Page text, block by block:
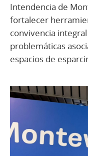
Intendencia de
fortalecer
convivencia
problemáticas
espacios de